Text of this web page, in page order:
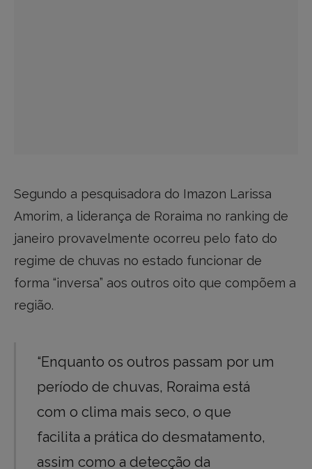
Segundo a pesquisadora do Imazon Larissa
Amorim, a liderança de Roraima no ranking de
janeiro provavelmente ocorreu pelo fato do
regime de chuvas no estado funcionar de
forma “inversa” aos outros oito que compõem a
região.
“Enquanto os outros passam por um
período de chuvas, Roraima está
com o clima mais seco, o que
facilita a prática do desmatamento,
assim como a detecção da